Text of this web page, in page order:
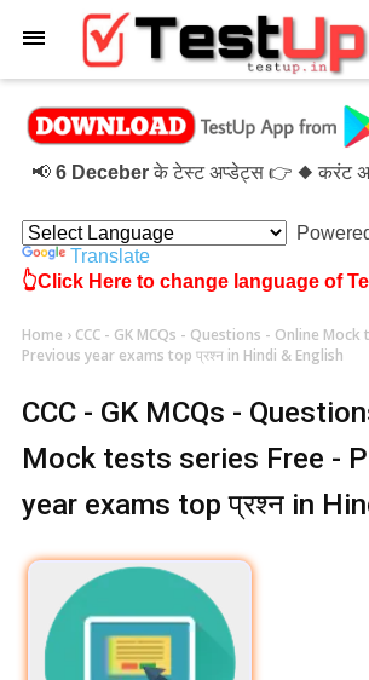
6 Deceberके टेस्ट अप्डेट्स 👉 ◆ करंट
Translate
👆Click Here to change language of
Home › CCC - GK MCQs - Questions - Online
Previous year exams top प्रश्न in Hindi & English
CCC - GK MCQs -
Mock tests series Free -
year exams top प्रश्न in